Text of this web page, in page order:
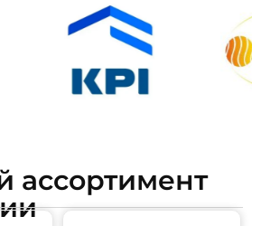
ассортимент